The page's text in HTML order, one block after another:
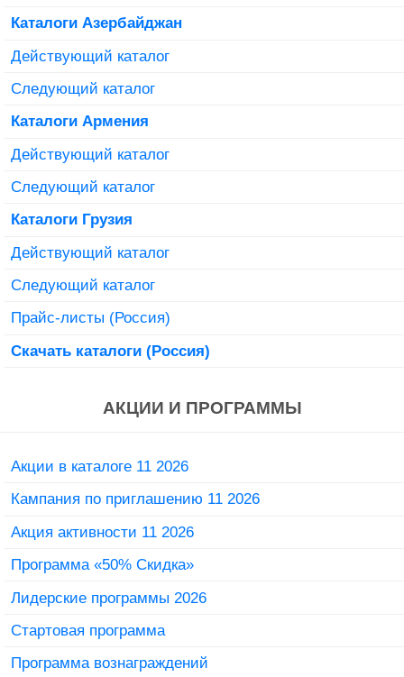
Каталоги Азербайджан
Действующий каталог
Следующий каталог
Каталоги Армения
Действующий каталог
Следующий каталог
Каталоги Грузия
Действующий каталог
Следующий каталог
Прайс-листы (Россия)
Скачать каталоги (Россия)
АКЦИИ И ПРОГРАММЫ
Акции в каталоге 11 2026
Кампания по приглашению 11 2026
Акция активности 11 2026
Программа «50% Скидка»
Лидерские программы 2026
Стартовая программа
Программа вознаграждений